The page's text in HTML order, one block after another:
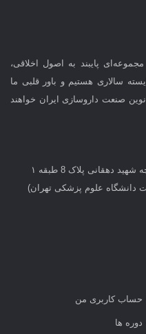
متولد شد. ما مجموعه‌ای پایبند به اصول اخلاقی،
سالاری هستیم و باور قلبی ما
صنعت داروسازی ایران خواهند
تهران، خیابان ایرانشهر شمالی کوچه شهید دهقانی پلاک 8 طبقه ۱
دانشگاه علوم پزشکی تهران)
حساب کاربری من
دوره ها